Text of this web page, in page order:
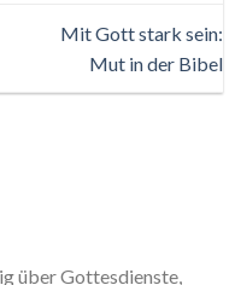
Mit Gott stark sein:
Mut in der Bibel
über Gottesdienste,